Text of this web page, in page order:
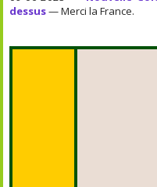
dessus— Merci la France.